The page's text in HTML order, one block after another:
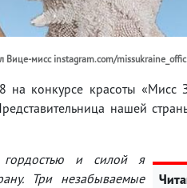
Вице-мисс instagram.com/
конкурсе красоты «Мисс
нашей
гордостью и силой я
Три незабываемые